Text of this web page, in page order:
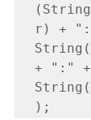
r) +
+ ":" +
);